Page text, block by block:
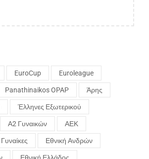
EuroCup Euroleague
Panathinaikos OPAP Άρης
Έλληνες Εξωτερικού
Α2 Γυναικών ΑΕΚ
Γυναίκες Εθνική Ανδρών
Εθνική Ελλάδος